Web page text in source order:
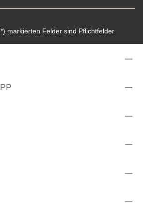
markierten Felder sind Pflichtfelder.